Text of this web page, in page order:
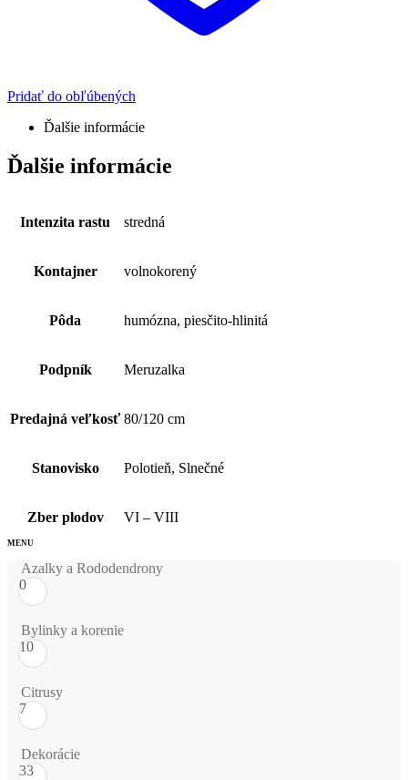
Pridať do obľúbených
Ďalšie informácie
Ďalšie informácie
Intenzita rastu stredná
Kontajner volnokorený
Pôda humózna, piesčito-hlinitá
Podpník Meruzalka
Predajná veľkosť 80/120 cm
Stanovisko Polotieň, Slnečné
Zber plodov VI – VIII
Azalky a Rododendrony
0
Bylinky a korenie
10
Citrusy
7
Dekorácie
33